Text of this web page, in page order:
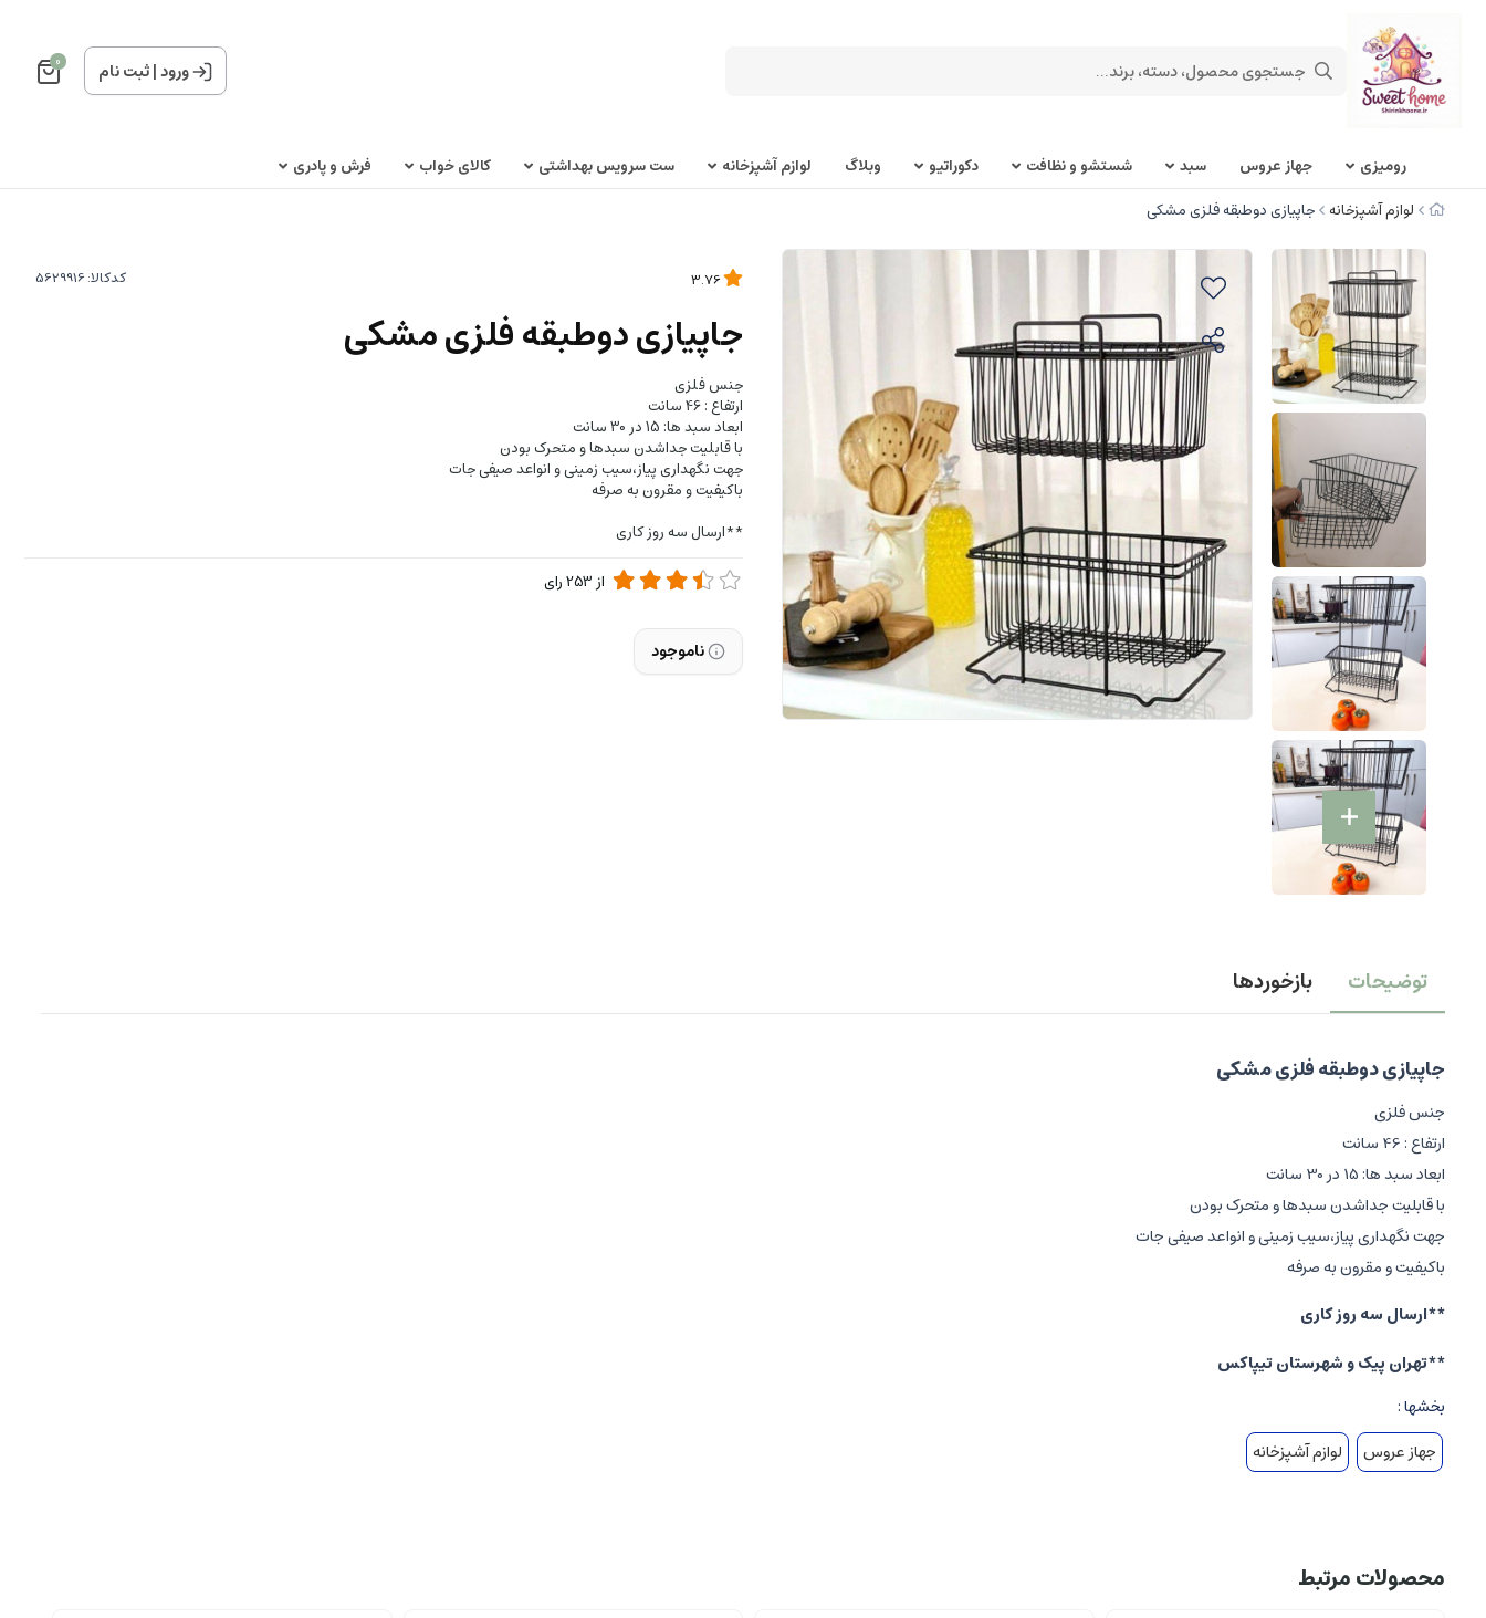
ورود|ثبت نام 0
روميزی جهاز عروس سبد شستشو و نظافت دکوراتیو وبلاگ لوازم آشپزخانه ست سرویس بهداشتی کالای خواب
فرش و پادری
لوازم آشپزخانه جاپیازی دوطبقه فلزی مشکی
کدکالا:
جاپیازی دوطبقه فلزی مشکی
جنس فلزی
ارتفاع : 46 سانت
ابعاد سبد ها: 15 در 30 سانت
با قابلیت جداشدن سبدها و متحرک بودن
جهت نگهداری پیاز،سیب زمینی و انواعد صیفی جات
باکیفیت و مقرون به صرفه
**ارسال سه روز کاری
از253رای
ناموجود
توضیحات بازخوردها
جاپیازی دوطبقه فلزی مشکی
جنس فلزی
ارتفاع : 46 سانت
ابعاد سبد ها: 15 در 30 سانت
با قابلیت جداشدن سبدها و متحرک بودن
جهت نگهداری پیاز،سیب زمینی و انواعد صیفی جات
باکیفیت و مقرون به صرفه
**ارسال سه روز کاری
**تهران پیک و شهرستان تیپاکس
بخشها :
جهاز عروس
لوازم آشپزخانه
محصولات مرتبط